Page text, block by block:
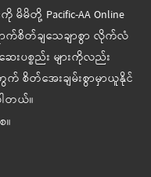
မိမိတို့ Pacific-AA Online
ာက်စိတ်ချသေချာစွာ လိုက်လံ
းပစ္စည်း များကိုလည်း
စိတ်အေးချမ်းစွာမှာယူနိုင်
ါတယ်။